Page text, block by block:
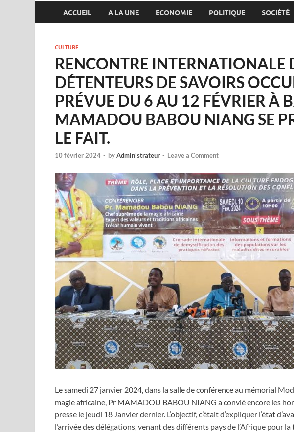
ACCUEIL A LA UNE ECONOMIE POLITIQUE SOCIÉTÉ
CULTURE
RENCONTRE INTERNATIONALE
DÉTENTEURS DE SAVOIRS
PRÉVUE DU 6 AU 12 FÉVRIER À
MAMADOU BABOU NIANG SE
LE FAIT.
10 février 2024 - byAdministrateur - Leave a Comment
Le samedi 27 janvier 2024, dans la salle de conférence au mémorial
magie africaine, Pr MAMADOU BABOU NIANG a convié encore les
presse le jeudi 18 Janvier dernier. L’objectif, c’était d’expliquer l’état
l’arrivée des délégations, venant des différents pays de l’Afrique pour